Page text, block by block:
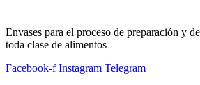
Envases para el proceso de preparación y
toda clase de alimentos
Facebook-f Instagram Telegram